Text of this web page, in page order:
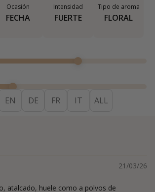
Ocasión
FECHA
Intensidad
FUERTE
Tipo de aroma
FLORAL
EN DE FR IT ALL
21/03/26
atalcado, huele como a polvos de